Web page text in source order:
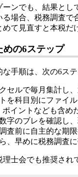
ンでも、結果と
場合、税務調査
て見直すと本税だ
めの6ステップ
手順は、次の6ステ
セルで毎月集計し
を科目別にファイ
イントなども含め
字のブレを確認し
査前に自主的な期
、早めに税務調査
士会でも推奨され